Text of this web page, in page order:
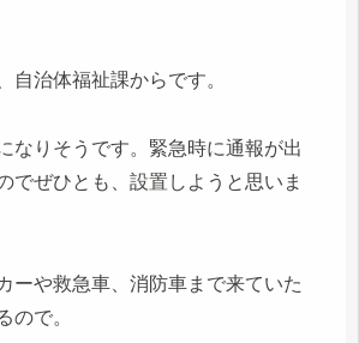
自治体福祉課からです。
なりそうです。緊急時に通報が出
でぜひとも、設置しようと思いま
ーや救急車、消防車まで来ていた
ので。